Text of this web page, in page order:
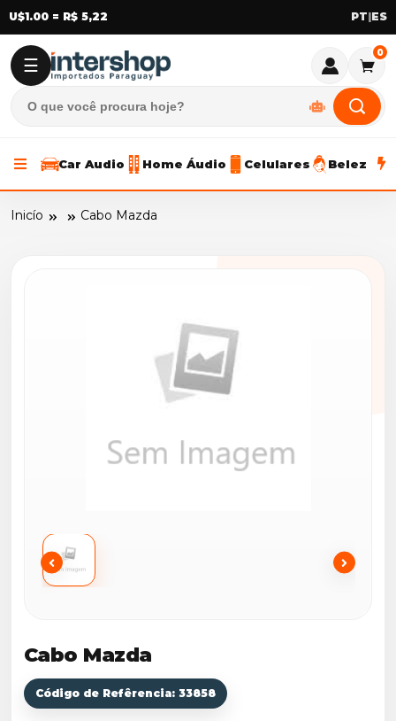
U$1.00 = R$ 5,22 |
☰
0
Car Audio Home Áudio Celulares Beleza
Inicío Cabo Mazda
Cabo Mazda
Código de Refêrencia: 33858